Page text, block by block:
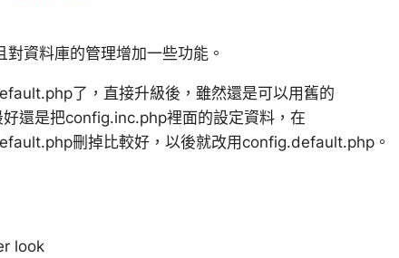
資料庫的管理增加一些功能。
了，直接升級後，雖然還是可以用舊的
還是把config.inc.php裡面的設定資料，在
刪掉比較好，以後就改用config.default.php。
look